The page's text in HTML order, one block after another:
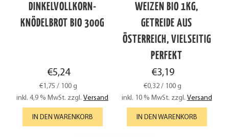
DINKELVOLLKORN-
KNÖDELBROT BIO 300G
€5,24
€1,75 / 100 g
inkl. 4,9 % MwSt. zzgl. Versand
IN DEN WARENKORB
WEIZEN BIO 1KG,
GETREIDE AUS
ÖSTERREICH, VIELSEITIG
PERFEKT
€3,19
€0,32 / 100 g
inkl. 10 % MwSt. zzgl. Versand
IN DEN WARENKORB